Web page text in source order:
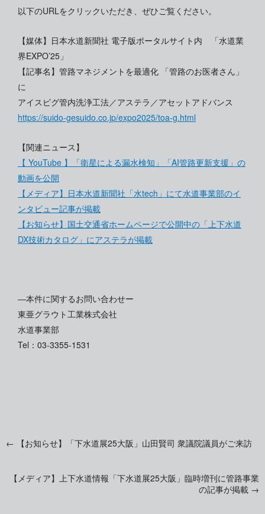
以下のURLをクリックいただき、ぜひご覧ください。
【媒体】日本水道新聞社 電子版ポータルサイト内 「水道業
界EXPO’25」
【記事名】管路マネジメントを最適化 「管路のお医者さん」
に
アイスピグ管内洗浄工法／アステラ／アセットアドバンス
https://suido-gesuido.co.jp/expo2025/toa-g.html
【関連ニュース】
【 YouTube 】「衛星による漏水検知」「AI管路更新支援」の
動画を公開
【メディア】日本水道新聞社「水tech」にて水道事業部のイ
ンタビュー記事が掲載
【お知らせ】国土交通省ホームページで公開中の「上下水道
DX技術カタログ」にアステラが掲載
―本件に関するお問い合わせー
東亜グラウト工業株式会社
水道事業部
Tel：03-3355-1531
投
稿
← 【お知らせ】「下水道展25大阪」山田賢司 衆議院議員がご来訪
【メディア】上下水道情報「下水道展25大阪」臨時増刊に管路事業
の記事が掲載 →